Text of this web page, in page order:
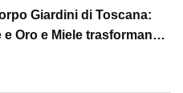
Giardini di Toscana:
e Oro e Miele trasformano